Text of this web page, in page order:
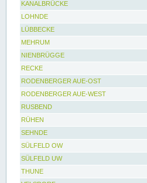
KANALBRÜCKE
LOHNDE
LÜBBECKE
MEHRUM
NIENBRÜGGE
RECKE
RODENBERGER AUE-OST
RODENBERGER AUE-WEST
RUSBEND
RÜHEN
SEHNDE
SÜLFELD OW
SÜLFELD UW
THUNE